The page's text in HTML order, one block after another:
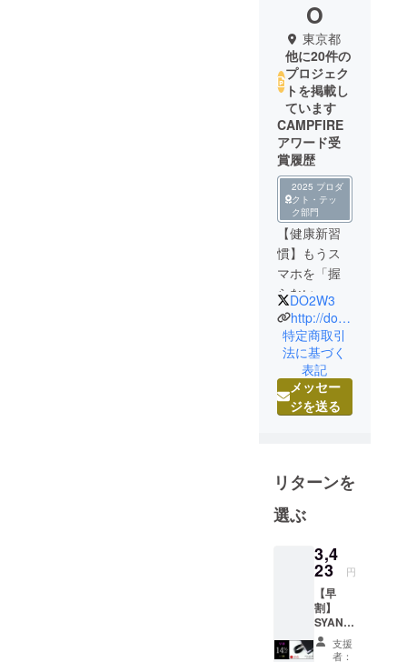
O
東京都
他に20件の
プロジェク
トを掲載し
ています
CAMPFIRE
アワード受
賞履歴
2025 プロダ
クト・テッ
ク部門
【健康新習
慣】もうス
マホを「握
らない」！
指・首・姿
勢の悩みを
解放する健
康リング
SYANTO
なたの健康
を変える。
間も手にす
るスマート
フォン。知
らず知らず
のうちに、
指や手首に
DO2W3
http://do2w.jp/
特定商取引
法に基づく
表記
メッセー
ジを送る
リターンを
選ぶ
3,4
23 円
【早
割】
SYANT
O リン
グ 支援
者：